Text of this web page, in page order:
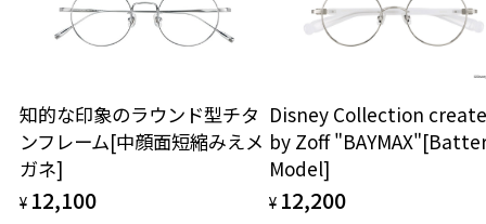
知的な印象のラウンド型チタ
ンフレーム[中顔面短縮みえメ
ガネ]
¥ 12,100
Disney Collection
by Zoff
Model]
¥ 12,200